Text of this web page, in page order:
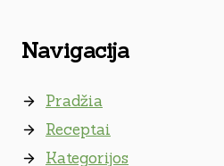
Navigacija
Pradžia
Receptai
Kategorijos